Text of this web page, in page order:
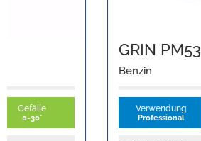
GRIN PM53A HD
Rasen von
1200-3000 m²